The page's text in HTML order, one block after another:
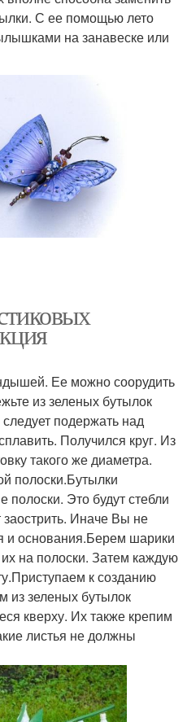
С ее помощью лето
на занавеске или
Ее можно соорудить
из зеленых бутылок
подержать над
Получился круг. Из
такого же диаметра.
полоски.Бутылки
полоски. Это будут стебли
Иначе Вы не
и основания.Берем шарики
на полоски. Затем каждую
к созданию
из зеленых бутылок
кверху. Их также крепим
листья не должны